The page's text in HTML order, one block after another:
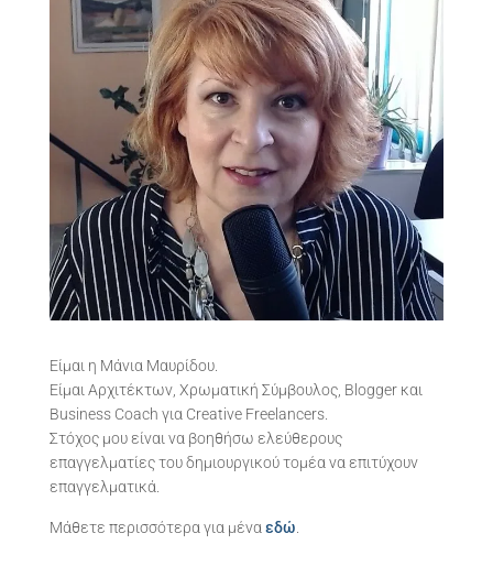
Είμαι η Μάνια Μαυρίδου.
Είμαι Αρχιτέκτων, Χρωματική Σύμβουλος, Blogger και
Business Coach για Creative Freelancers.
Στόχος μου είναι να βοηθήσω ελεύθερους
επαγγελματίες του δημιουργικού τομέα να επιτύχουν
επαγγελματικά.
Μάθετε περισσότερα για μένα εδώ